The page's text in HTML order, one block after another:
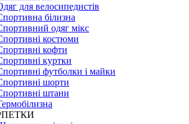
для велосипедистів
білизна
одяг мікс
костюми
кофти
куртки
футболки і майки
шорти
штани